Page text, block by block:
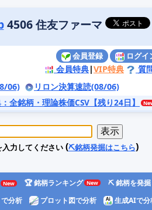
4506 住友ファーマ
会員登録 ログイ
会員特典|VIP特典
質
06)
リロン決算速読(08/06)
：全銘柄・理論株価CSV【残り24日】
力してください(⛏️銘柄発掘はこちら)
🏆 銘柄ランキング
⛏️ 銘柄を発掘
分析 プロット図で分析
生成AIで分